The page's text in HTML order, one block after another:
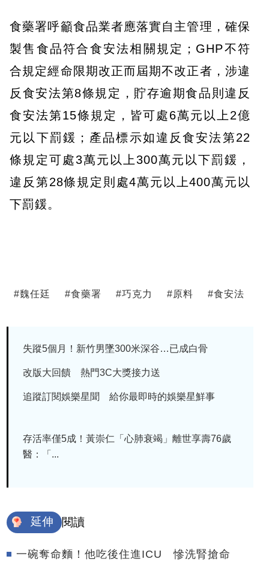
食藥署呼籲食品業者應落實自主管理，確保
製售食品符合食安法相關規定；GHP不符
合規定經命限期改正而屆期不改正者，涉違
反食安法第8條規定，貯存逾期食品則違反
食安法第15條規定，皆可處6萬元以上2億
元以下罰鍰；產品標示如違反食安法第22
條規定可處3萬元以上300萬元以下罰鍰，
違反第28條規定則處4萬元以上400萬元以
下罰鍰。
#魏任廷 #食藥署 #巧克力 #原料 #食安法
失蹤5個月！新竹男墜300米深谷…已成白骨
改版大回饋 熱門3C大獎接力送
追蹤訂閱娛樂星聞 給你最即時的娛樂星鮮事
存活率僅5成！黃崇仁「心肺衰竭」離世享壽76歲
醫：「...
延伸 閱讀
一碗奪命麵！他吃後住進ICU 慘洗腎搶命